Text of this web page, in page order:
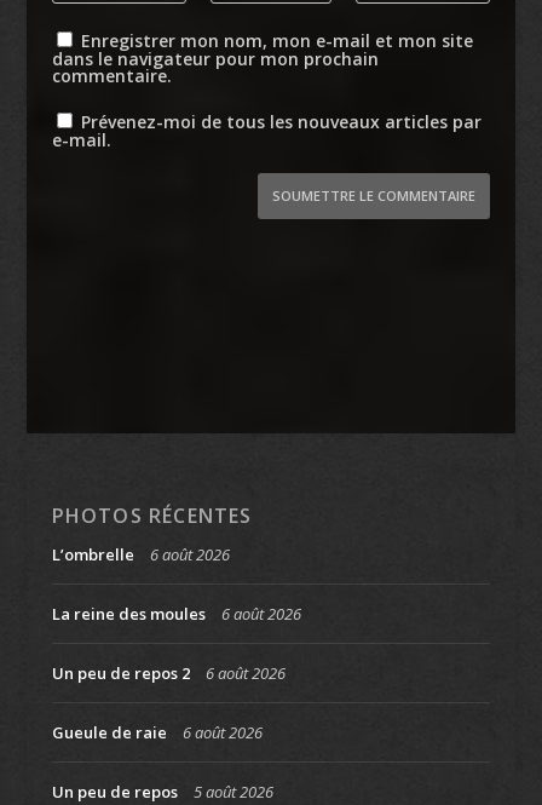
Enregistrer mon nom, mon e-mail et mon site
dans le navigateur pour mon prochain
commentaire.
Prévenez-moi de tous les nouveaux articles par
e-mail.
SOUMETTRE LE COMMENTAIRE
PHOTOS RÉCENTES
L’ombrelle 6 août 2026
La reine des moules 6 août 2026
Un peu de repos 2 6 août 2026
Gueule de raie 6 août 2026
Un peu de repos 5 août 2026